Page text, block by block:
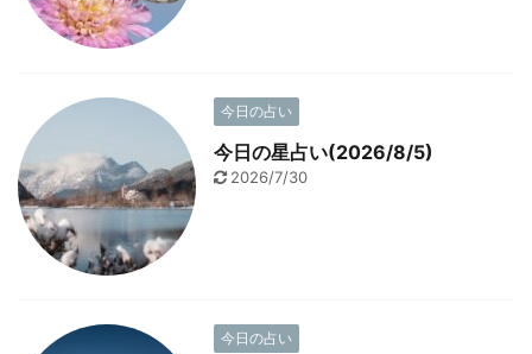
今日の占い
今日の星占い(2026/8/5)
2026/7/30
今日の占い